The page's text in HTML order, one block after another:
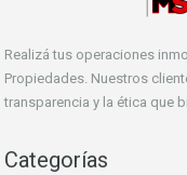
Realizá tus operaciones
Propiedades. Nuestros
transparencia y la ética que
Categorías